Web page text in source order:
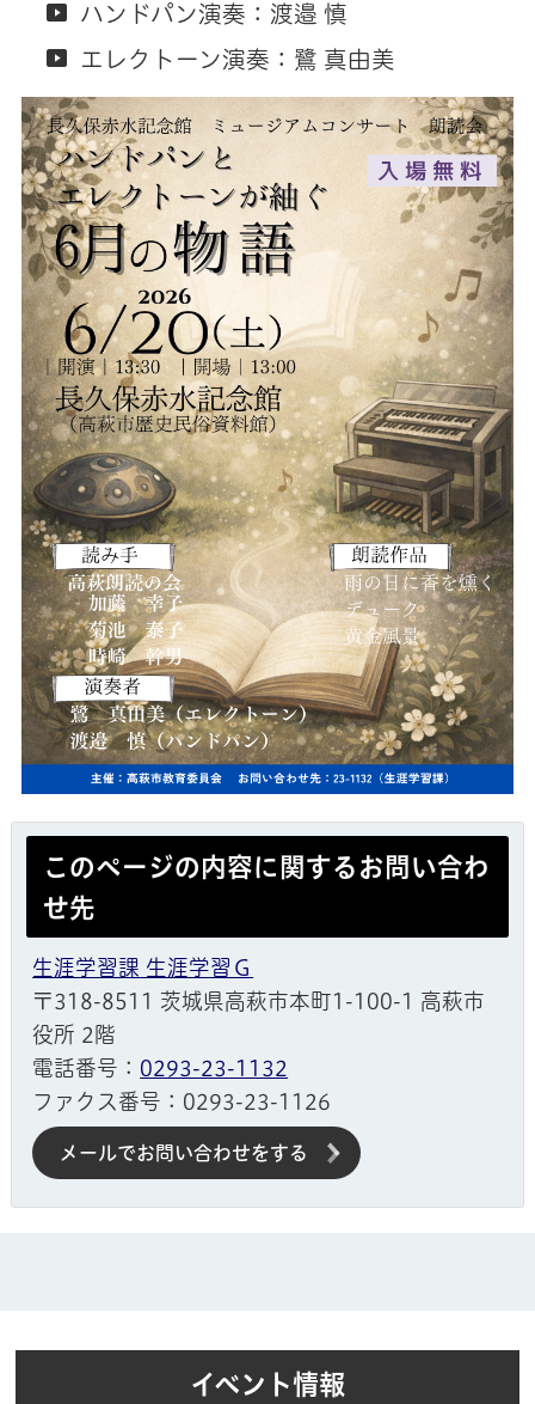
ハンドパン演奏：渡邉 慎
エレクトーン演奏：鷺 真由美
このページの内容に関するお問い合わ
せ先
生涯学習課 生涯学習Ｇ
〒318-8511 茨城県高萩市本町1-100-1 高萩市
役所 2階
電話番号： 0293-23-1132
ファクス番号：0293-23-1126
メールでお問い合わせをする
イベント情報